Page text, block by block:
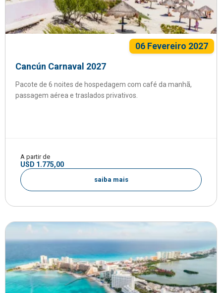
06 Fevereiro 2027
Cancún Carnaval 2027
Pacote de 6 noites de hospedagem com café da manhã,
passagem aérea e traslados privativos.
A partir de
USD 1.775,00
saiba mais